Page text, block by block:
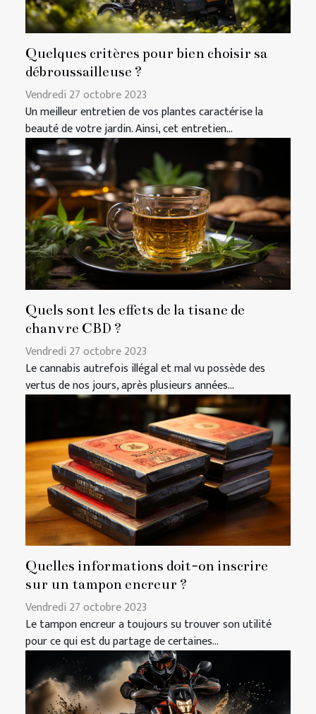
Quelques critères pour bien choisir sa
débroussailleuse ?
Vendredi 27 octobre 2023
Un meilleur entretien de vos plantes caractérise la
beauté de votre jardin. Ainsi, cet entretien...
Quels sont les effets de la tisane de
chanvre CBD ?
Vendredi 27 octobre 2023
Le cannabis autrefois illégal et mal vu possède des
vertus de nos jours, après plusieurs années...
Quelles informations doit-on inscrire
sur un tampon encreur ?
Vendredi 27 octobre 2023
Le tampon encreur a toujours su trouver son utilité
pour ce qui est du partage de certaines...